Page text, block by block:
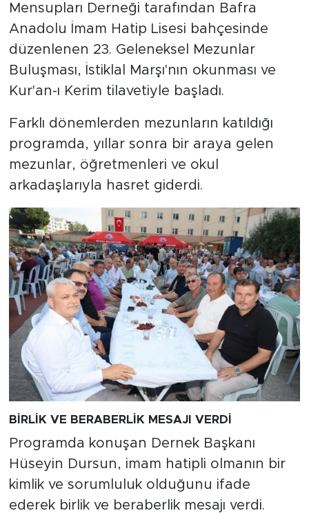
Mensupları Derneği tarafından Bafra
Anadolu İmam Hatip Lisesi bahçesinde
düzenlenen 23. Geleneksel Mezunlar
Buluşması, İstiklal Marşı'nın okunması ve
Kur'an-ı Kerim tilavetiyle başladı.
Farklı dönemlerden mezunların katıldığı
programda, yıllar sonra bir araya gelen
mezunlar, öğretmenleri ve okul
arkadaşlarıyla hasret giderdi.
BİRLİK VE BERABERLİK MESAJI VERDİ
Programda konuşan Dernek Başkanı
Hüseyin Dursun, imam hatipli olmanın bir
kimlik ve sorumluluk olduğunu ifade
ederek birlik ve beraberlik mesajı verdi.